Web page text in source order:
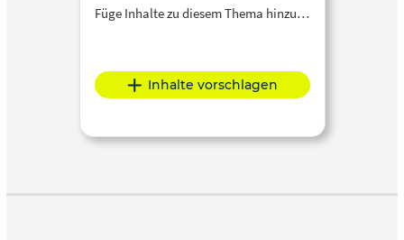
Füge Inhalte zu diesem Thema hinzu…
Inhalte vorschlagen